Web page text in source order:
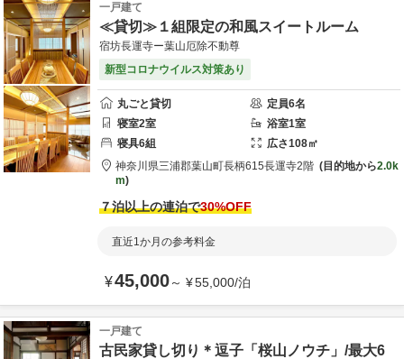
一戸建て
≪貸切≫１組限定の和風スイートルーム
宿坊長運寺ー葉山厄除不動尊
新型コロナウイルス対策あり
丸ごと貸切 定員6名
寝室2室 浴室1室
寝具6組 広さ108㎡
神奈川県三浦郡葉山町長柄615長運寺2階 目的地から2.0k
m
７泊以上の連泊で30%OFF
直近1か月の参考料金
¥45,000～ ¥55,000/泊
一戸建て
古民家貸し切り＊逗子「桜山ノウチ」/最大6